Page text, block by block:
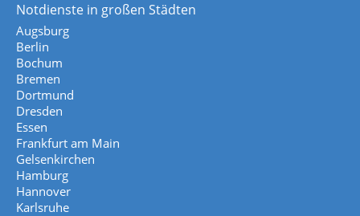
Notdienste in großen Städten
Augsburg
Berlin
Bochum
Bremen
Dortmund
Dresden
Essen
Frankfurt am Main
Gelsenkirchen
Hamburg
Hannover
Karlsruhe